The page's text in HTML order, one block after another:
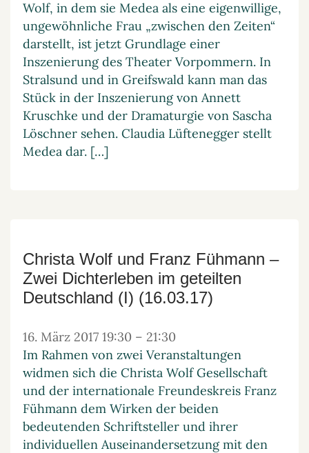
Wolf, in dem sie Medea als eine eigenwillige,
ungewöhnliche Frau „zwischen den Zeiten“
darstellt, ist jetzt Grundlage einer
Inszenierung des Theater Vorpommern. In
Stralsund und in Greifswald kann man das
Stück in der Inszenierung von Annett
Kruschke und der Dramaturgie von Sascha
Löschner sehen. Claudia Lüftenegger stellt
Medea dar. […]
Christa Wolf und Franz Fühmann –
Zwei Dichterleben im geteilten
Deutschland (I) (16.03.17)
16. März 2017 19:30 – 21:30
Im Rahmen von zwei Veranstaltungen
widmen sich die Christa Wolf Gesellschaft
und der internationale Freundeskreis Franz
Fühmann dem Wirken der beiden
bedeutenden Schriftsteller und ihrer
individuellen Auseinandersetzung mit den